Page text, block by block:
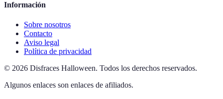
Información
Sobre nosotros
Contacto
Aviso legal
Política de privacidad
© 2026 Disfraces Halloween. Todos los derechos reservados.
Algunos enlaces son enlaces de afiliados.